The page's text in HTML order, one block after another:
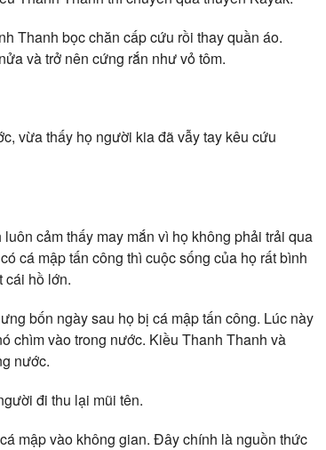
Thanh bọc chăn cấp cứu rồi thay quần áo.
và trở nên cứng rắn như vỏ tôm.
vừa thấy họ người kia đã vẫy tay kêu cứu
cảm thấy may mắn vì họ không phải trải qua
cá mập tấn công thì cuộc sống của họ rất bình
cái hồ lớn.
bốn ngày sau họ bị cá mập tấn công. Lúc này
chìm vào trong nước. Kiều Thanh Thanh và
nước.
đi thu lại mũi tên.
mập vào không gian. Đây chính là nguồn thức